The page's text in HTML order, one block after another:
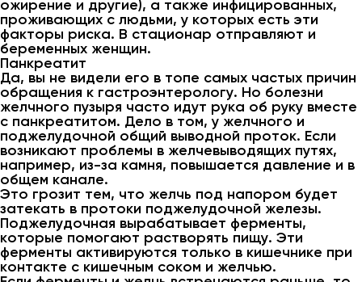
ожирение и другие), а также инфицированных,
проживающих с людьми, у которых есть эти
факторы риска. В стационар отправляют и
беременных женщин.
Панкреатит
Да, вы не видели его в топе самых частых причин
обращения к гастроэнтерологу. Но болезни
желчного пузыря часто идут рука об руку вместе
с панкреатитом. Дело в том, у желчного и
поджелудочной общий выводной проток. Если
возникают проблемы в желчевыводящих путях,
например, из-за камня, повышается давление и в
общем канале.
Это грозит тем, что желчь под напором будет
затекать в протоки поджелудочной железы.
Поджелудочная вырабатывает ферменты,
которые помогают растворять пищу. Эти
ферменты активируются только в кишечнике при
контакте с кишечным соком и желчью.